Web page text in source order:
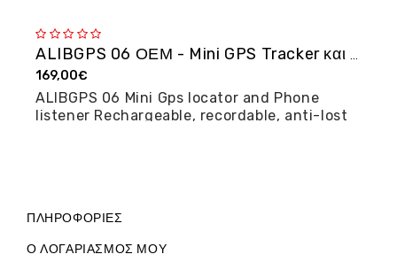
ALIBGPS 06 ΟΕΜ - Mini GPS Tracker και φω�...
169,00€
ALIBGPS 06 Mini Gps locator and Phone
listener Rechargeable, recordable, anti-lost
ΠΛΗΡΟΦΟΡΊΕΣ
Ο ΛΟΓΑΡΙΑΣΜΌΣ ΜΟΥ